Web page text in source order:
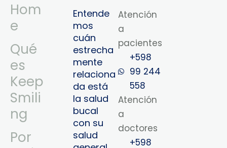
Hom
e
Qué
es
Keep
Smili
ng
Por
Entende
mos
cuán
estrecha
mente
relaciona
da está
la salud
bucal
con su
salud
Atención
a
pacientes
+598
99 244
558
Atención
a
doctores
+598